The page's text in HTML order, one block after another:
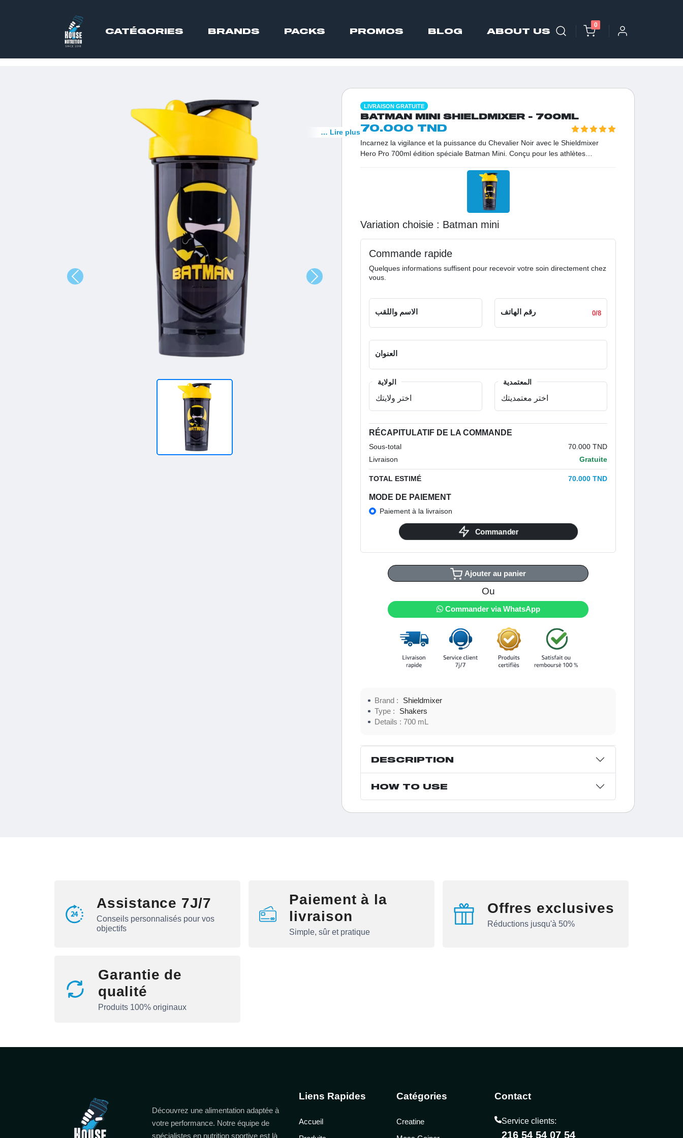
CATÉGORIES BRANDS PACKS PROMOS BLOG ABOUT US
0
LIVRAISON GRATUITE
BATMAN MINI SHIELDMIXER - 700ML
70.000 TND
Incarnez la vigilance et la puissance du Chevalier Noir avec le Shieldmixer
Hero Pro 700ml édition spéciale Batman Mini. Conçu pour les athlètes
performance de mélange irréprochable.
… Lire plus
Variation choisie : batman mini
Commande rapide
Quelques informations suffisent pour recevoir votre soin directement chez
vous.
الاسم واللقب رقم الهاتف 0/8
العنوان
الولاية المعتمدية
RÉCAPITULATIF DE LA COMMANDE
Sous-total
70.000 TND
Livraison
Gratuite
TOTAL ESTIMÉ 70.000 TND
MODE DE PAIEMENT
Paiement à la livraison
Commander
Ajouter au panier
Ou
Commander via WhatsApp
Brand :
Shieldmixer
Type :
Shakers
Details :
700 mL
DESCRIPTION
HOW TO USE
Assistance 7J/7
Conseils personnalisés pour vos
objectifs
Paiement à la
livraison
Simple, sûr et pratique
Offres exclusives
Réductions jusqu'à 50%
Garantie de
qualité
Produits 100% originaux
Découvrez une alimentation adaptée à
votre performance. Notre équipe de
spécialistes en nutrition sportive est là
Liens Rapides
Accueil
Catégories
Creatine
Contact
Service clients:
216 54 54 07 54